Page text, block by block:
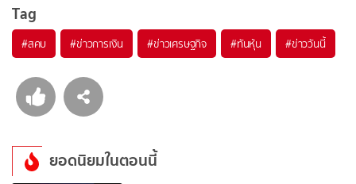
Tag
#สคบ #ข่าวการเงิน #ข่าวเศรษฐกิจ #ทันหุ้น #ข่าววันนี้
ยอดนิยมในตอนนี้